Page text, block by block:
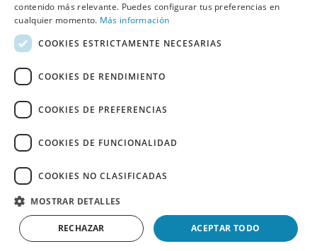
contenido más relevante. Puedes configurar tus preferencias en
cualquier momento. Más información
COOKIES ESTRICTAMENTE NECESARIAS
COOKIES DE RENDIMIENTO
COOKIES DE PREFERENCIAS
COOKIES DE FUNCIONALIDAD
COOKIES NO CLASIFICADAS
MOSTRAR DETALLES
ACEPTAR TODO
RECHAZAR